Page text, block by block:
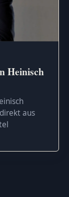
Heinisch
aus